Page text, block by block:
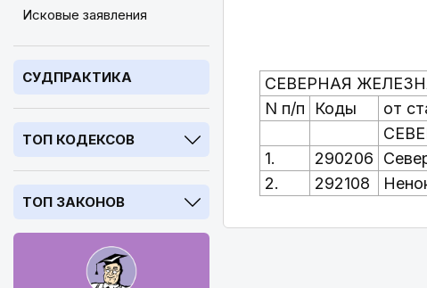
Исковые заявления
СУДПРАКТИКА
ТОП КОДЕКСОВ
ТОП ЗАКОНОВ
СЕВЕРНАЯ
N п/п
Коды от
1.
290206
2.
292108